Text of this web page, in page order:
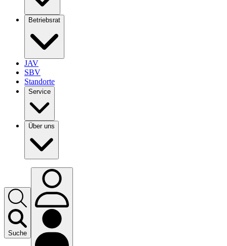
Betriebsrat
JAV
SBV
Standorte
Service
Über uns
Suche